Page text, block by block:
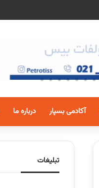
آکادمی بسپار درباره ما
تبلیغات